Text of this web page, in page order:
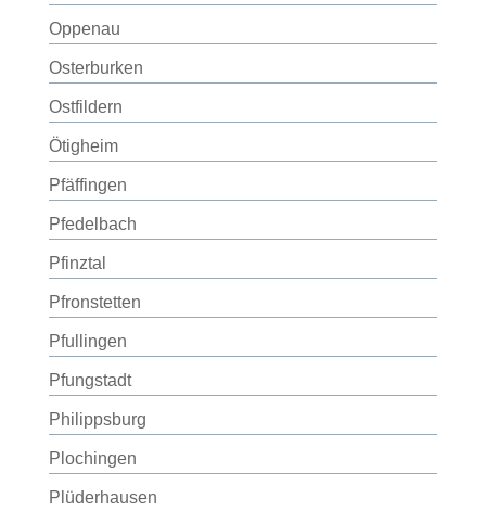
Oppenau
Osterburken
Ostfildern
Ötigheim
Pfäffingen
Pfedelbach
Pfinztal
Pfronstetten
Pfullingen
Pfungstadt
Philippsburg
Plochingen
Plüderhausen